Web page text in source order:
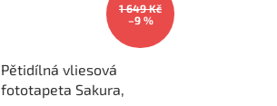
1 649 Kč
–9 %
Pětidílná vliesová
fototapeta Sakura,